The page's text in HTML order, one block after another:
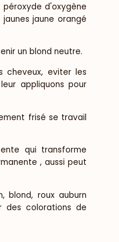
d'oxygène
jaune orangé
un blond neutre.
eviter les
appliquons pour
frisé se travail
qui transforme
, aussi peut
blond, roux auburn
des colorations de